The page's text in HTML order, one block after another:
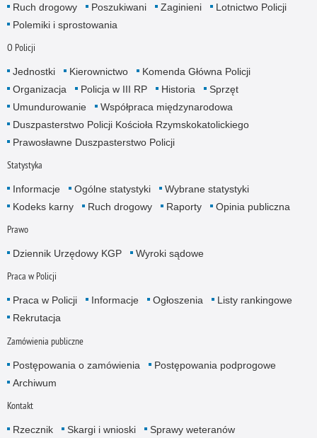
Ruch drogowy
Poszukiwani Zaginieni
Lotnictwo Policji
Polemiki i sprostowania
O Policji
Jednostki Kierownictwo
Komenda Główna Policji
Organizacja
Policja w III RP Historia
Sprzęt
Umundurowanie
Współpraca międzynarodowa
Duszpasterstwo Policji Kościoła Rzymskokatolickiego
Prawosławne Duszpasterstwo Policji
Statystyka
Informacje Ogólne statystyki
Wybrane statystyki
Kodeks karny
Ruch drogowy Raporty Opinia publiczna
Prawo
Dziennik Urzędowy KGP Wyroki sądowe
Praca w Policji
Praca w Policji Informacje Ogłoszenia
Listy rankingowe
Rekrutacja
Zamówienia publiczne
Postępowania o zamówienia
Postępowania podprogowe
Archiwum
Kontakt
Rzecznik Skargi i wnioski Sprawy weteranów